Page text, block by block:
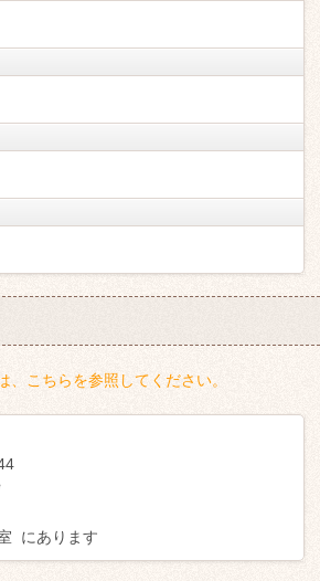
、こちらを参照してください。
にあります